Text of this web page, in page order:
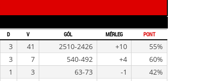
D V GÓL MÉRLEG PONT
3 41 2510-2426 +10
55%
3 7 540-492 +4
60%
1 3 63-73 -1
42%